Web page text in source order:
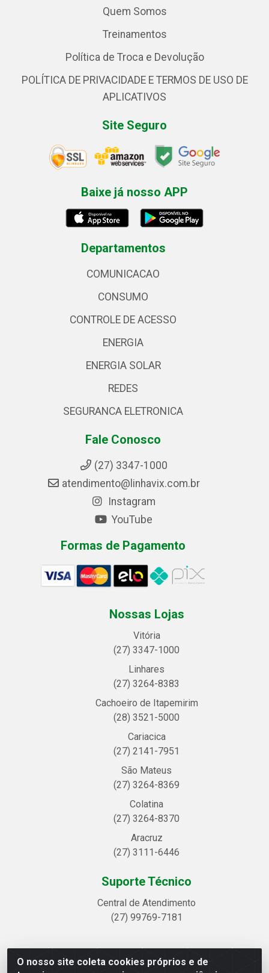
O nosso site coleta cookies próprios e de
Quem Somos
Treinamentos
Política de Troca e Devolução
POLÍTICA DE PRIVACIDADE E TERMOS DE USO DE
APLICATIVOS
Site Seguro
Baixe já nosso APP
Departamentos
COMUNICACAO
CONSUMO
CONTROLE DE ACESSO
ENERGIA
ENERGIA SOLAR
REDES
SEGURANCA ELETRONICA
Fale Conosco
(27) 3347-1000
atendimento@linhavix.com.br
Instagram
YouTube
Formas de Pagamento
Nossas Lojas
Vitória
(27) 3347-1000
Linhares
(27) 3264-8383
Cachoeiro de Itapemirim
(28) 3521-5000
Cariacica
(27) 2141-7951
São Mateus
(27) 3264-8369
Colatina
(27) 3264-8370
Aracruz
(27) 3111-6446
Suporte Técnico
Central de Atendimento
(27) 99769-7181
Linhavix Distribuidora LTDA - Avenida Alegre, 2521 -